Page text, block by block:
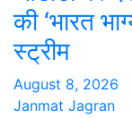
की ‘भारत
स्ट्रीम
August 8, 2026
Janmat Jagran